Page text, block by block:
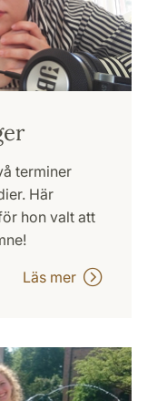
terminer
Här
hon valt att
Läs mer